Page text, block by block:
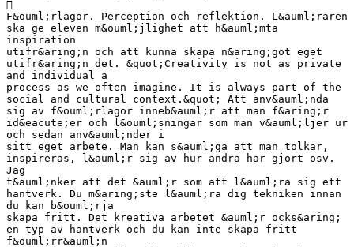

F&ouml;rlagor. Perception och reflektion. L&auml;raren
ska ge eleven m&ouml;jlighet att h&auml;mta
inspiration
utifr&aring;n och att kunna skapa n&aring;got eget
utifr&aring;n det. &quot;Creativity is not as private
and individual a
process as we often imagine. It is always part of the
social and cultural context.&quot; Att anv&auml;nda
sig av f&ouml;rlagor inneb&auml;r att man f&aring;r
id&eacute;er och l&ouml;sningar som man v&auml;ljer ur
och sedan anv&auml;nder i
sitt eget arbete. Man kan s&auml;ga att man tolkar,
inspireras, l&auml;r sig av hur andra har gjort osv.
Jag
t&auml;nker att det &auml;r som att l&auml;ra sig ett
hantverk. Du m&aring;ste l&auml;ra dig tekniken innan
du kan b&ouml;rja
skapa fritt. Det kreativa arbetet &auml;r ocks&aring;
en typ av hantverk och du kan inte skapa fritt
f&ouml;rr&auml;n